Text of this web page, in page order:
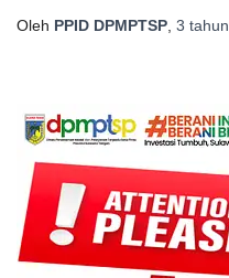
Oleh PPID DPMPTSP 3 tahun